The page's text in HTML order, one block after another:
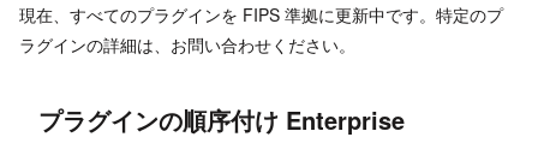
現在、すべてのプラグインを FIPS 準拠に更新中です。特定のプ
ラグインの詳細は、お問い合わせください。
プラグインの順序付け Enterprise